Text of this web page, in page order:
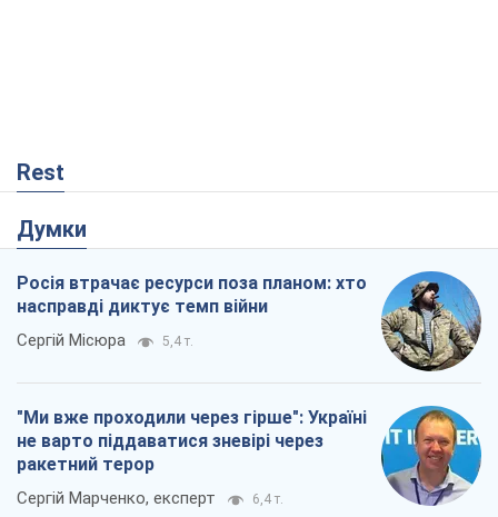
Rest
Думки
Росія втрачає ресурси поза планом: хто
насправді диктує темп війни
Сергій Місюра 5,4 т.
"Ми вже проходили через гірше": Україні
не варто піддаватися зневірі через
ракетний терор
Сергій Марченко, експерт 6,4 т.